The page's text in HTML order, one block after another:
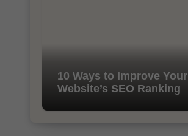
10 Ways to Improve Your
Website’s SEO Ranking